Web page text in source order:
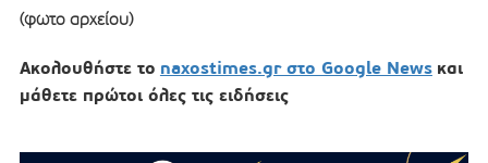
(φωτο αρχείου)
Ακολουθήστε το naxostimes.gr στο Google News και
μάθετε πρώτοι όλες τις ειδήσεις